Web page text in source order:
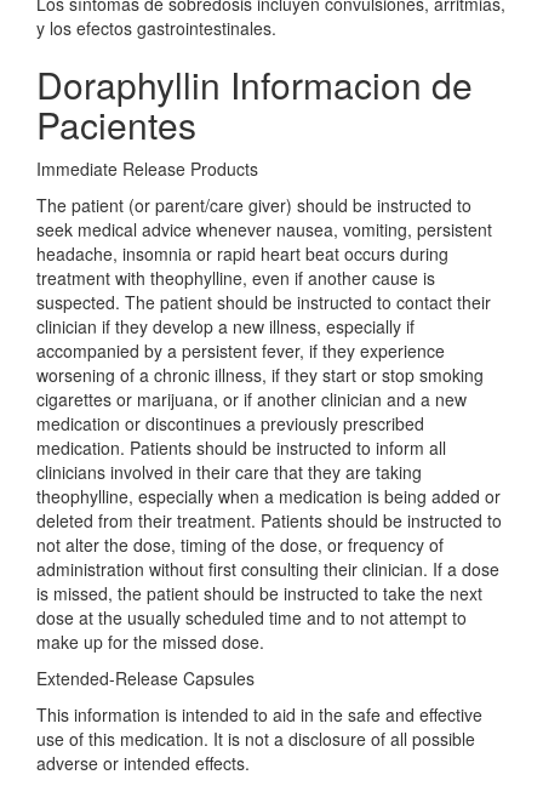
y los efectos gastrointestinales.
Doraphyllin Informacion de
Pacientes
Immediate Release Products
The patient (or parent/care giver) should be instructed to
seek medical advice whenever nausea, vomiting, persistent
headache, insomnia or rapid heart beat occurs during
treatment with theophylline, even if another cause is
suspected. The patient should be instructed to contact their
clinician if they develop a new illness, especially if
accompanied by a persistent fever, if they experience
worsening of a chronic illness, if they start or stop smoking
cigarettes or marijuana, or if another clinician and a new
medication or discontinues a previously prescribed
medication. Patients should be instructed to inform all
clinicians involved in their care that they are taking
theophylline, especially when a medication is being added or
deleted from their treatment. Patients should be instructed to
not alter the dose, timing of the dose, or frequency of
administration without first consulting their clinician. If a dose
is missed, the patient should be instructed to take the next
dose at the usually scheduled time and to not attempt to
make up for the missed dose.
Extended-Release Capsules
This information is intended to aid in the safe and effective
use of this medication. It is not a disclosure of all possible
adverse or intended effects.